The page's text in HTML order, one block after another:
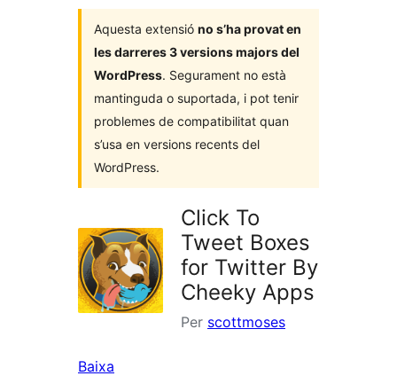
Aquesta extensió no s’ha provat en
les darreres 3 versions majors del
WordPress. Segurament no està
mantinguda o suportada, i pot tenir
problemes de compatibilitat quan
s’usa en versions recents del
WordPress.
Click To
Tweet Boxes
for Twitter By
Cheeky Apps
Per scottmoses
Baixa